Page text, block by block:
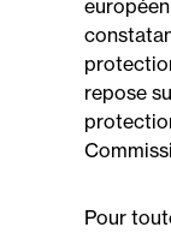
repose
Pour